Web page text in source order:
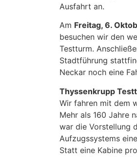
Ausfahrt an.
Am Freitag, 6.
besuchen wir den
Testturm.
Stadtführung
Neckar noch eine
Thyssenkrupp
Wir fahren mit dem
Mehr als 160 Jahre
war die Vorstellung
Aufzugssystems
Statt eine Kabine